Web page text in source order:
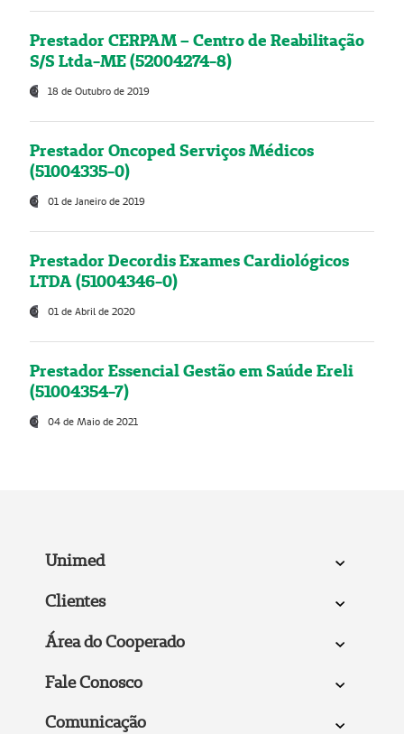
Prestador CERPAM – Centro de Reabilitação
S/S Ltda-ME (52004274-8)
18 de Outubro de 2019
Prestador Oncoped Serviços Médicos
(51004335-0)
01 de Janeiro de 2019
Prestador Decordis Exames Cardiológicos
LTDA (51004346-0)
01 de Abril de 2020
Prestador Essencial Gestão em Saúde Ereli
(51004354-7)
04 de Maio de 2021
Unimed
Clientes
Área do Cooperado
Fale Conosco
Comunicação